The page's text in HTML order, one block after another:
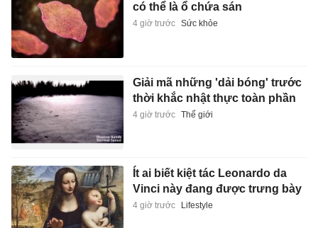
có thể là ổ chứa sán
4 giờ trước Sức khỏe
Giải mã những 'dải bóng' trước
thời khắc nhật thực toàn phần
4 giờ trước Thế giới
Ít ai biết kiệt tác Leonardo da
Vinci này đang được trưng bày
4 giờ trước Lifestyle